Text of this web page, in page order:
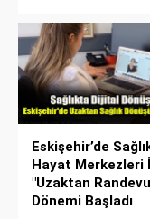
Eskişehir’de
Hayat Merkezleri
"Uzaktan
Dönemi Başladı